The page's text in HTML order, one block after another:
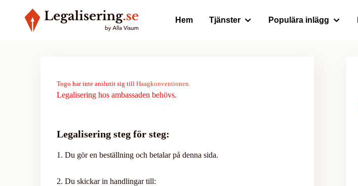
Hem Tjänster Populära inlägg
Togo har inte anslutit sig till Haagkonventionen.
Legalisering hos ambassaden behövs.
Legalisering steg för steg:
1. Du gör en beställning och betalar på denna sida.
2. Du skickar in handlingar till: